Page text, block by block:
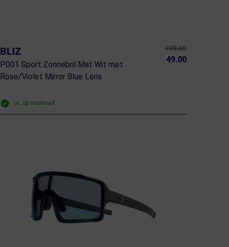
BLIZ
P001 Sport Zonnebril Mat Wit met
Rose/Violet Mirror Blue Lens
109.00
49.00
ja, op voorraad